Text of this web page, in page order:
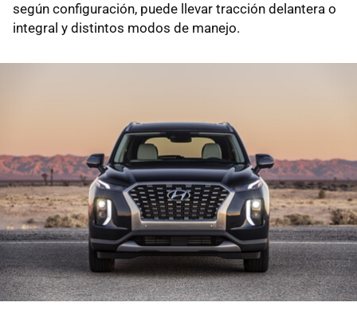
según configuración, puede llevar tracción delantera o
integral y distintos modos de manejo.